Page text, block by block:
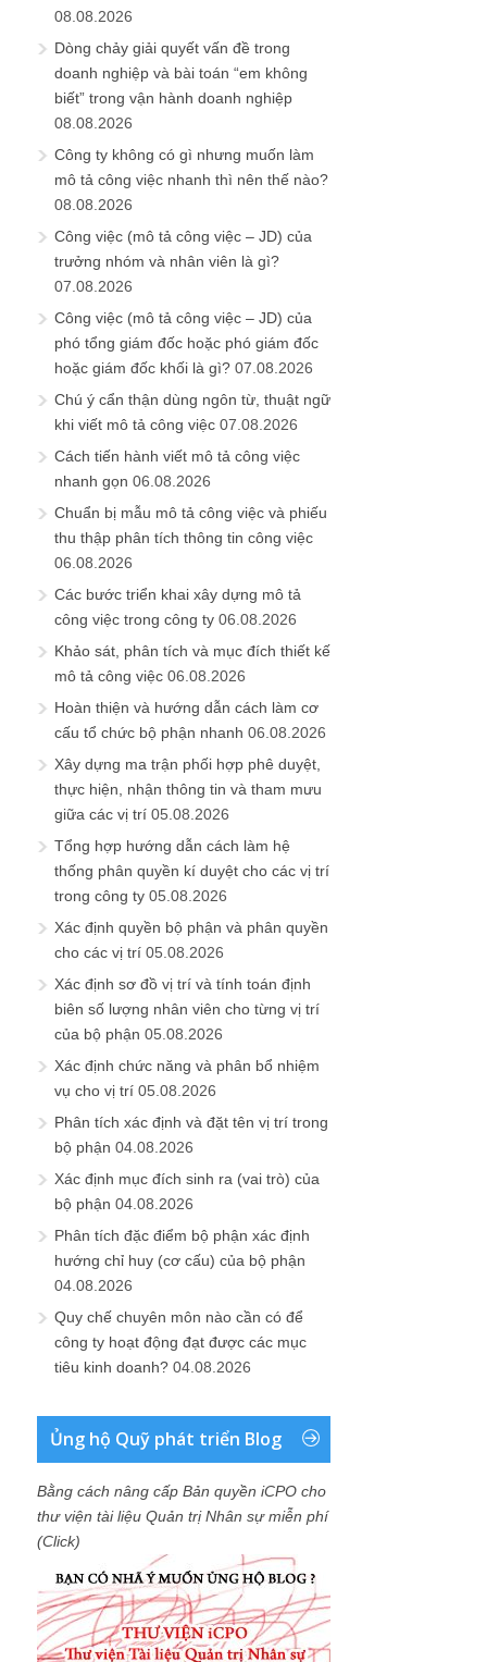
08.08.2026
Dòng chảy giải quyết vấn đề trong
doanh nghiệp và bài toán “em không
biết” trong vận hành doanh nghiệp
08.08.2026
Công ty không có gì nhưng muốn làm
mô tả công việc nhanh thì nên thế nào?
08.08.2026
Công việc (mô tả công việc – JD) của
trưởng nhóm và nhân viên là gì?
07.08.2026
Công việc (mô tả công việc – JD) của
phó tổng giám đốc hoặc phó giám đốc
hoặc giám đốc khối là gì? 07.08.2026
Chú ý cẩn thận dùng ngôn từ, thuật ngữ
khi viết mô tả công việc 07.08.2026
Cách tiến hành viết mô tả công việc
nhanh gọn 06.08.2026
Chuẩn bị mẫu mô tả công việc và phiếu
thu thập phân tích thông tin công việc
06.08.2026
Các bước triển khai xây dựng mô tả
công việc trong công ty 06.08.2026
Khảo sát, phân tích và mục đích thiết kế
mô tả công việc 06.08.2026
Hoàn thiện và hướng dẫn cách làm cơ
cấu tổ chức bộ phận nhanh 06.08.2026
Xây dựng ma trận phối hợp phê duyệt,
thực hiện, nhận thông tin và tham mưu
giữa các vị trí 05.08.2026
Tổng hợp hướng dẫn cách làm hệ
thống phân quyền kí duyệt cho các vị trí
trong công ty 05.08.2026
Xác định quyền bộ phận và phân quyền
cho các vị trí 05.08.2026
Xác định sơ đồ vị trí và tính toán định
biên số lượng nhân viên cho từng vị trí
của bộ phận 05.08.2026
Xác định chức năng và phân bổ nhiệm
vụ cho vị trí 05.08.2026
Phân tích xác định và đặt tên vị trí trong
bộ phận 04.08.2026
Xác định mục đích sinh ra (vai trò) của
bộ phận 04.08.2026
Phân tích đặc điểm bộ phận xác định
hướng chỉ huy (cơ cấu) của bộ phận
04.08.2026
Quy chế chuyên môn nào cần có để
công ty hoạt động đạt được các mục
tiêu kinh doanh? 04.08.2026
Ủng hộ Quỹ phát triển Blog
Bằng cách nâng cấp Bản quyền iCPO cho
thư viện tài liệu Quản trị Nhân sự miễn phí
(Click)